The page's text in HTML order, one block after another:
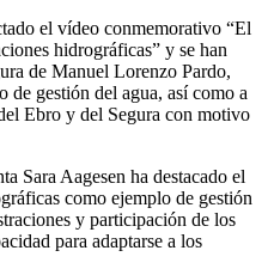
el vídeo conmemorativo “El
hidrográficas” y se han
de Manuel Lorenzo Pardo,
de gestión del agua, así como a
Ebro y del Segura con motivo
Sara Aagesen ha destacado el
como ejemplo de gestión
y participación de los
para adaptarse a los